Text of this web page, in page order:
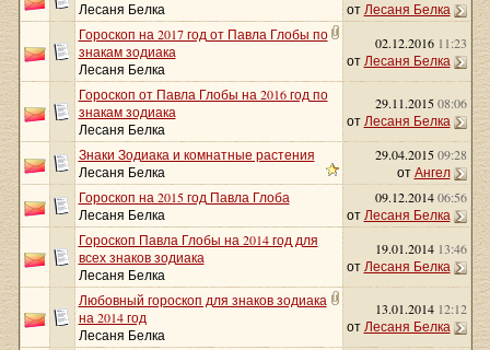
Лесаня Белка
от Лесаня Белка
Гороскоп на 2017 год от Павла Глобы по
знакам зодиака
Лесаня Белка
02.12.2016 11:23
от Лесаня Белка
Гороскоп от Павла Глобы на 2016 год по
знакам зодиака
Лесаня Белка
29.11.201508:06
от Лесаня Белка
Знаки Зодиака и комнатные растения
Лесаня Белка
29.04.201509:28
отАнгел
Гороскоп на 2015 год Павла Глоба
Лесаня Белка
09.12.201406:56
от Лесаня Белка
Гороскоп Павла Глобы на 2014 год для
всех знаков зодиака
Лесаня Белка
19.01.2014 13:46
от Лесаня Белка
Любовный гороскоп для знаков зодиака
на 2014 год
Лесаня Белка
13.01.2014 12:12
от Лесаня Белка